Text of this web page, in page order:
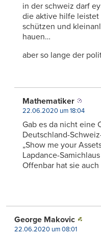
in der schweiz darf
die aktive hilfe leistet
schützen und
hauen…
aber so lange der
Mathematiker
22.06.2020 um 18:04
Gab es da nicht eine
Deutschland-
„Show me your
Lapdance-
Offenbar hat sie
George Makovic
22.06.2020 um 08:01